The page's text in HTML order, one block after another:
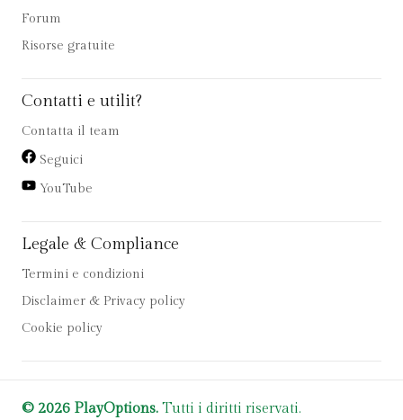
Forum
Risorse gratuite
Contatti e utilit?
Contatta il team
Seguici
YouTube
Legale & Compliance
Termini e condizioni
Disclaimer & Privacy policy
Cookie policy
© 2026 PlayOptions. Tutti i diritti riservati.